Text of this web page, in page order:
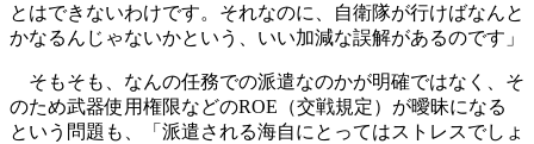
とはできないわけです。それなのに、自衛隊が行けばなんと
かなるんじゃないかという、いい加減な誤解があるのです」
そもそも、なんの任務での派遣なのかが明確ではなく、そ
のため武器使用権限などのROE（交戦規定）が曖昧になる
という問題も、「派遣される海自にとってはストレスでしょ